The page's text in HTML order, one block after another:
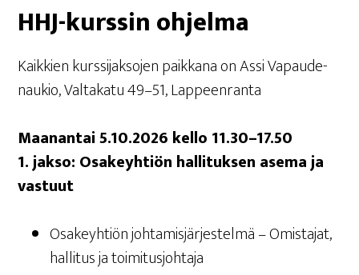
HHJ-kurs­sin ohjelma
Kaik­kien kurs­si­jak­so­jen paik­ka­na on Assi Vapau­de­
nau­kio, Val­ta­ka­tu 49–51, Lappeenranta
Maa­nan­tai 5.10.2026 kel­lo 11.30–17.50
1. jak­so: Osa­keyh­tiön hal­li­tuk­sen ase­ma ja
vastuut
Osa­keyh­tiön joh­ta­mis­jär­jes­tel­mä – Omis­ta­jat,
hal­li­tus ja toimitusjohtaja